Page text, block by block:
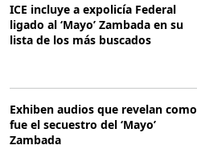
ICE incluye a expolicía Federal
ligado al ‘Mayo’ Zambada en su
lista de los más buscados
Exhiben audios que revelan como
fue el secuestro del ‘Mayo’
Zambada